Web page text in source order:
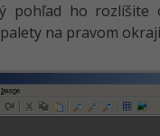
-80%
pohľad ho rozlíšite
na pravom